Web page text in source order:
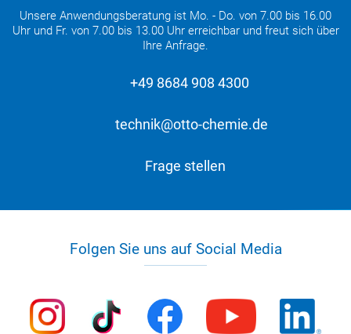
Unsere Anwendungsberatung ist Mo. - Do. von 7.00 bis 16.00
Uhr und Fr. von 7.00 bis 13.00 Uhr erreichbar und freut sich über
Ihre Anfrage.
+49 8684 908 4300
technik@otto-chemie.de
Frage stellen
Folgen Sie uns auf Social Media